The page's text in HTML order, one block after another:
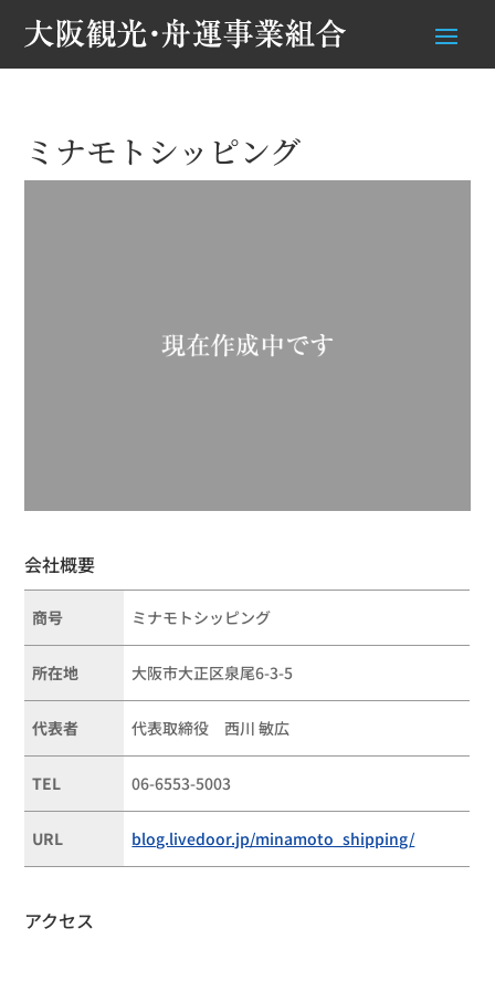
ミナモトシッピング
会社概要
商号 ミナモトシッピング
所在地 大阪市大正区泉尾6-3-5
代表者 代表取締役 西川 敏広
TEL 06-6553-5003
URL blog.livedoor.jp/minamoto_shipping/
アクセス